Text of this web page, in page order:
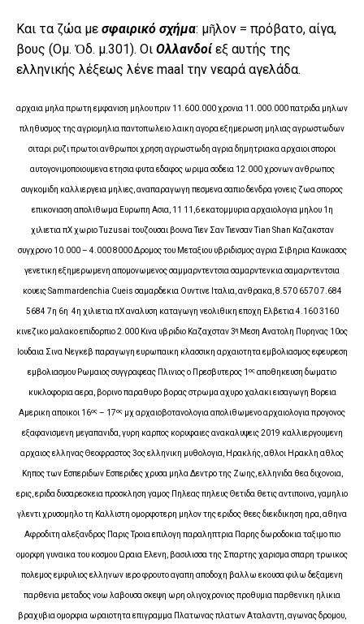
Και τα ζώα με σφαιρικό σχήμα: μῆλον = πρόβατο, αίγα,
βους (Ομ. Ὀδ. μ.301). Οι Ολλανδοί εξ αυτής της
ελληνικής λέξεως λένε maal την νεαρά αγελάδα.
αρχαια μηλα πρωτη εμφανιση μηλου πριν 11.600.000 χρονια 11.000.000 πατριδα μηλων
πληθυσμος της αγριομηλια παντοπωλειο λαικη αγορα εξημερωση μηλιας αγρωστωδων
σιταρι ρυζι πρωτοι ανθρωποι χρηση αγρωστωδη αγρια ​​δημητριακα αρχαιοι σποροι
αυτογονιμοποιουμενα ετησια φυτα εδαφος ωριμα σοδεια 12.000 χρονων ανθρωπος
συγκομιδη καλλιεργεια μηλιες, αναπαραγωγη πεσμενα σαπιο δενδρα γονεις ζωα σπορος
επικονιαση απολιθωμα Ευρωπη Ασια, 11 11,6 εκατομμυρια αρχαιολογια μηλου 1η
χιλιετια πΧ χωριο Tuzusai τουζουσαι βουνα Τιεν Σαν Τιενσαν Tian Shan Καζακσταν
συγχρονο 10.000 – 4.000 8000 Δρομος του Μεταξιου υβριδισμος αγρια Σιβηρια Καυκασος
γενετικη εξημερωμενη απομονωμενος σαμμαρντεντσια σαμαρντενκια σαμαρντεντσια
κουεις Sammardenchia Cueis σαμαρδεκια Ουντινε Ιταλια, ανθρακα, 8.570 6570 7.684
5684 7η 6η 4η χιλιετια πΧ αναλυση καταγωγη νεολιθικη εποχη Ελβετια 4.160 3160
κινεζικο μαλακο επιδορπιο 2.000 Κινα υβριδιο Καζαχσταν 3η Μεση Ανατολη Πυρηνας 10ος
Ιουδαια Σινα Νεγκεβ παραγωγη ευρωπαικη κλασσικη αρχαιοτητα εμβολιασμος εφευρεση
εμβολιασμου Ρωμαιος συγγραφεας Πλινιος ο Πρεσβυτερος 1 ος αποθηκευση δωματιο
κυκλοφορια αερα, βορινο παραθυρο βορας στρωμα αχυρο χαλακι εισαγωγη Βορεια
Αμερικη αποικοι 16ος – 17ος μχ αρχαιοβοτανολογια απολιθωμενο αρχαιολογια προγονος
εξαφανισμενη μεγαπανιδα, γυρη καρπος κορυφαιες ανακαλυψεις 2019 καλλιεργουμενη
αρχαιος ελληνας Θεοφραστος 3oς ελληνικη μυθολογια, Ηρακλής, αθλοι Ηρακλη αθλος
Κηπος των Εσπεριδων Εσπεριδες χρυσα μηλα Δεντρο της Ζωης, ελληνιδα θεα διχονοια,
ερις, εριδα δυσαρεσκεια προσκληση γαμος Πηλεας πηλευς Θετιδα θετις αντιποινα, γαμηλιο
γλεντι χρυσομηλο τη Καλλιστη ομορφοτερη μηλον της εριδος θεες διεκδικηση ηρα, αθηνα
Αφροδιτη αλεξανδρος Παρις Τροια επιλογη παραληπτρια Παρης δωροδοκια ταξιμο πιο
ομορφη γυναικα του κοσμου Ωραια Ελενη, βασιλισσα της Σπαρτης χαρισμα σπαρη τρωικος
πολεμος εμφυλιος ελληνων ιερο φρουτο αγαπη αποδοχη βαλλω εκουσα φιλω δεξαμενη
παρθενια μεταδος νοω λαβουσα σκεψη ωρη ολιγοχρονιος προθυμια παρθενικη ηλικια
βραχυβια ομορφια ωραιοτητα επιγραμμα Πλατωνας πλατων Αταλαντη, αγωνας δρομου,